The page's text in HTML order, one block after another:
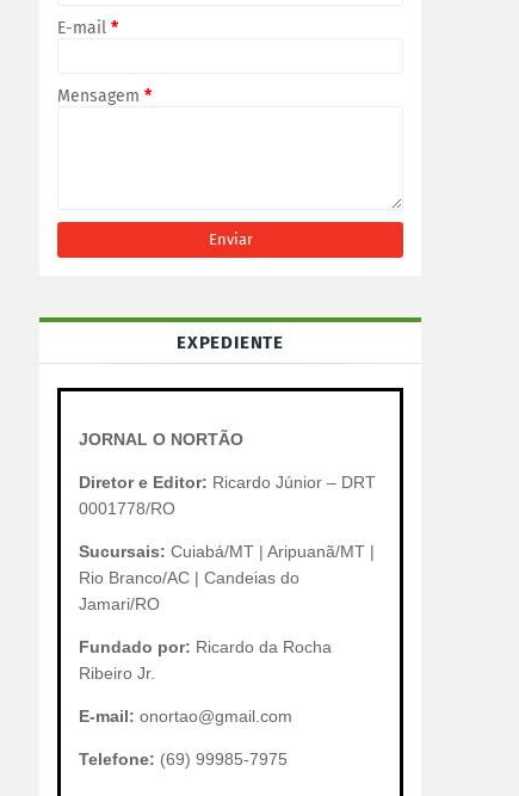
E-mail *
Mensagem *
EXPEDIENTE
JORNAL O NORTÃO
Diretor e Editor: Ricardo Júnior – DRT
0001778/RO
Sucursais: Cuiabá/MT | Aripuanã/MT |
Rio Branco/AC | Candeias do
Jamari/RO
Fundado por: Ricardo da Rocha
Ribeiro Jr.
E-mail: onortao@gmail.com
Telefone: (69) 99985-7975